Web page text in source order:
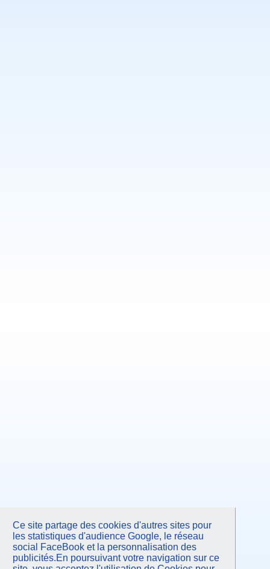
Ce site partage des cookies d'autres sites pour
les statistiques d'audience Google, le réseau
social FaceBook et la personnalisation des
publicités.En poursuivant votre navigation sur ce